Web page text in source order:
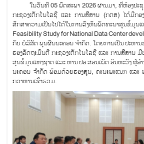
ໃນວັນທີ 05 ພຶດສະພາ 2026 ຜ່ານມາ, ທີ່ຫ້ອງປະ
ກະຊວງເຕັກໂນໂລຊີ ແລະ ການສື່ສານ (ກຕສ) ໄດ້ມີກອ
ສຶກສາຄວາມເປັນໄປໄດ້ໃນການລົງທຶນພັດທະນາສູນຂໍ້ມູ
Feasibility Study for National Data Center
ກັບ ບໍລິສັດ ພູນຜົນນະຄອນ ຈໍາກັດ. ໂດຍການເປັນ ປະທາ
ຮອງລັດຖະມົນຕີ ກະຊວງເຕັກໂນໂລຊີ ແລະ ການສື່ສານ
ສູນຂໍ້ມູນແຫ່ງຊາດ ແລະ ທ່ານ ປອ ສອນເພັດ ອິນທະວົງ ຜູ້
ນະຄອນ ຈໍາກັດ ພ້ອມດ້ວຍຮອງສູນ, ຄະນະພະແນກ ແລະ
ກວ່າທ່ານເຂົ້າຮ່ວມ.